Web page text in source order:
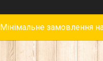
Мінімальне замовлення